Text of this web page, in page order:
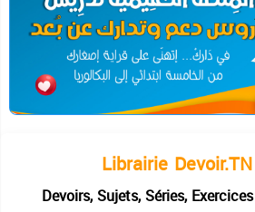
Devoirs, Sujets, Séries, Exercices